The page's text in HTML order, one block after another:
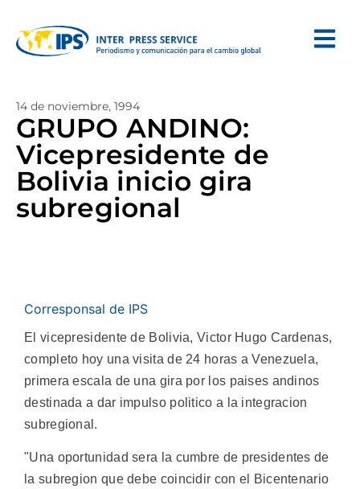
14 de noviembre, 1994
GRUPO ANDINO:
Vicepresidente de
Bolivia inicio gira
subregional
Corresponsal de IPS
El vicepresidente de Bolivia, Victor Hugo Cardenas,
completo hoy una visita de 24 horas a Venezuela,
primera escala de una gira por los paises andinos
destinada a dar impulso politico a la integracion
subregional.
"Una oportunidad sera la cumbre de presidentes de
la subregion que debe coincidir con el Bicentenario